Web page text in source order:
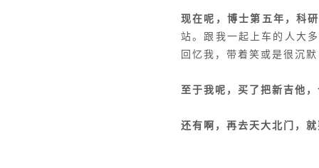
现在呢，博士第五年，科
站。跟我一起上车的人大
回忆我，带着笑或是很沉
至于我呢，买了把新吉他
还有啊，再去天大北门，